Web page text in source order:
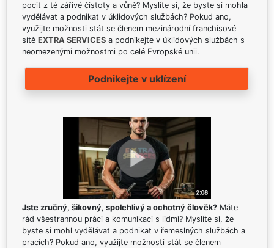
pocit z té zářivé čistoty a vůně? Myslíte si, že byste si mohla
vydělávat a podnikat v úklidových službách? Pokud ano,
využijte možnosti stát se členem mezinárodní franchisové
sítě EXTRA SERVICES a podnikejte v úklidových službách s
neomezenými možnostmi po celé Evropské unii.
Podnikejte v uklízení
Jste zručný, šikovný, spolehlivý a ochotný člověk? Máte
rád všestrannou práci a komunikaci s lidmi? Myslíte si, že
byste si mohl vydělávat a podnikat v řemeslných službách a
pracích? Pokud ano, využijte možnosti stát se členem